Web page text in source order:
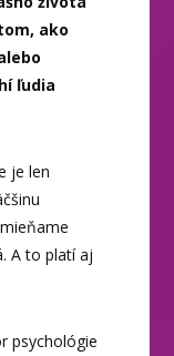
ako
ľudia
je len
A to platí aj
psychológie